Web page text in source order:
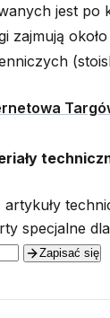
jest po
zajmują
specjalne
Zapisać się